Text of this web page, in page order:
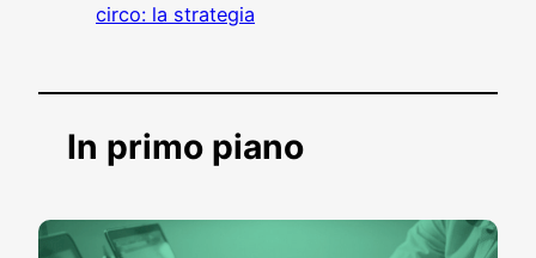
circo: la strategia
In primo piano